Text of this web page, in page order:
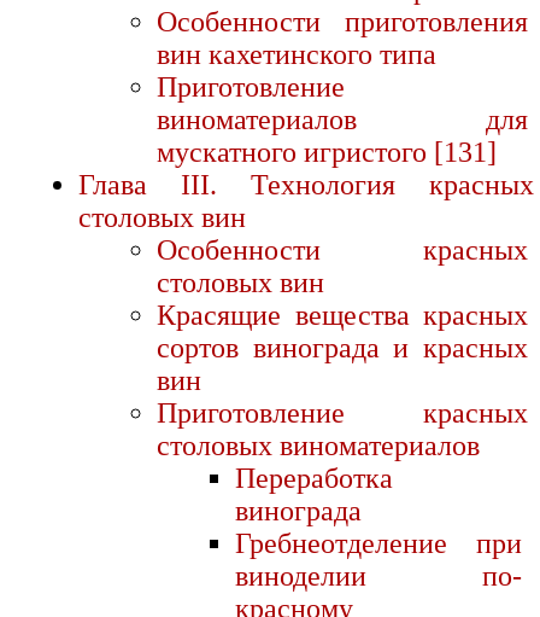
Особенности приготовления
вин кахетинского типа
Приготовление
виноматериалов для
мускатного игристого [131]
Глава III. Технология красных
столовых вин
Особенности красных
столовых вин
Красящие вещества красных
сортов винограда и красных
вин
Приготовление красных
столовых виноматериалов
Переработка
винограда
Гребнеотделение при
виноделии по-
красному